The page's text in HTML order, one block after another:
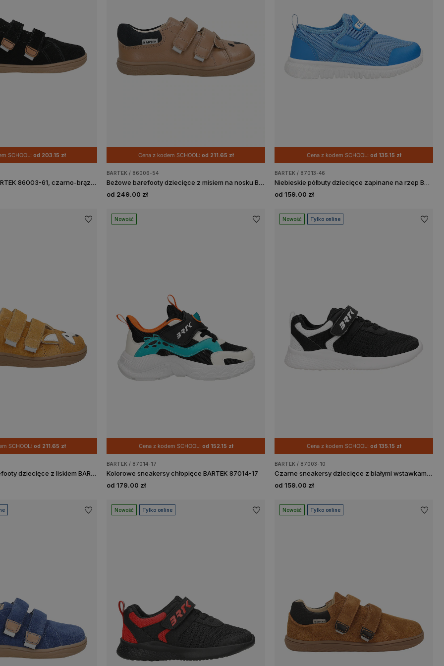
SCHOOL:od 203.15 zł
Półbuty barefoot BARTEK 86003-61, czarno-brązowy
Cena z kodem SCHOOL: od 211.65 zł
BARTEK / 86006-54
Beżowe barefooty dziecięce z misiem na nosku BARTEK 86006-54
od 249.00 zł
Cena z kodem SCHOOL: od 135.15 zł
BARTEK / 87013-46
Niebieskie półbuty dziecięce zapinane na rzep BARTEK 87013-46
od 159.00 zł
SCHOOL: od 211.65 zł
Jasnobrązowe barefooty dziecięce z liskiem BARTEK 86005-63
Nowość
Cena z kodem SCHOOL: od 152.15 zł
BARTEK / 87014-17
Kolorowe sneakersy chłopięce BARTEK 87014-17
od 179.00 zł
Nowość Tylko online
Cena z kodem SCHOOL: od 135.15 zł
BARTEK / 87003-10
Czarne sneakersy dziecięce z białymi wstawkami BARTEK 87003-10
od 159.00 zł
Nowość Tylko online Nowość Tylko online